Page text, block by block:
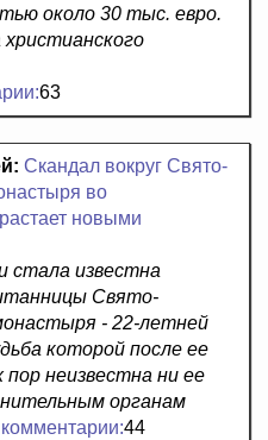
около 30 тыс. евро.
63
Скандал вокруг Свято-
во
новыми
стала известна
Свято-
- 22-летней
которой после ее
пор неизвестна ни ее
органам
комментарии:44